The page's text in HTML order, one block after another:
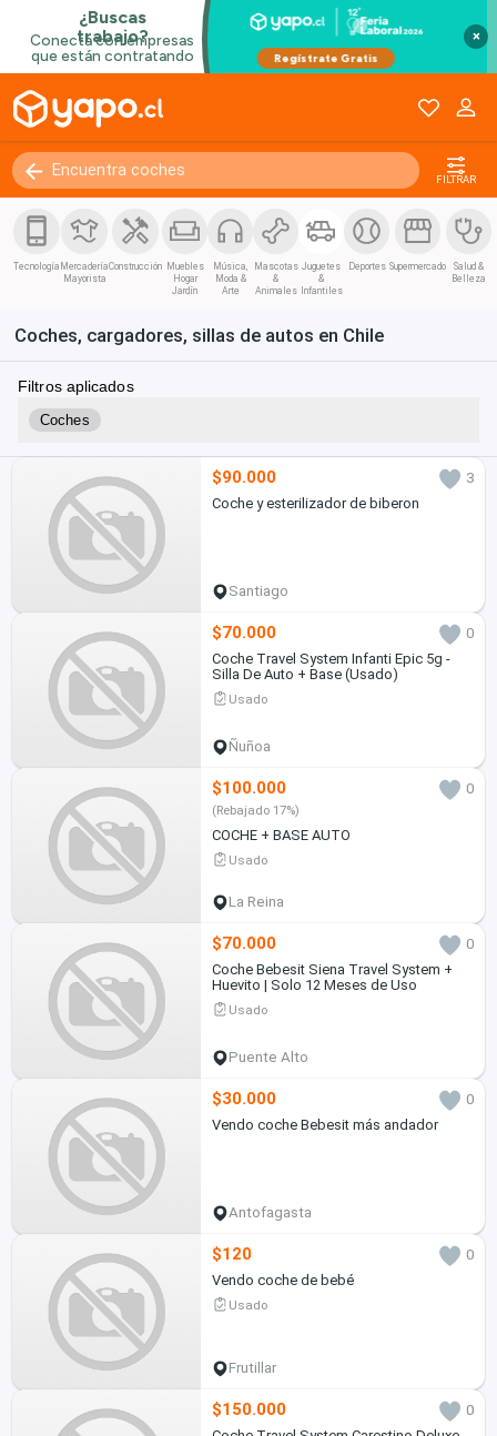
×
FILTRAR
Tecnología Mercadería
Mayorista
Construcción Muebles
Hogar
Jardín
Música,
Moda &
Arte
Mascotas
&
Animales
Juguetes
&
Infantiles
Deportes Supermercado
Salud &
Belleza
Coches, cargadores, sillas de autos en Chile
Filtros aplicados
Coches
$90.000
3
Coche y esterilizador de biberon
Santiago
$70.000
0
Coche Travel System Infanti Epic 5g -
Silla De Auto + Base (Usado)
Usado
Ñuñoa
$100.000 0
(Rebajado 17%)
COCHE + BASE AUTO
Usado
La Reina
$70.000
0
Coche Bebesit Siena Travel System +
Huevito | Solo 12 Meses de Uso
Usado
Puente Alto
$30.000
0
Vendo coche Bebesit más andador
Antofagasta
$120
0
Vendo coche de bebé
Usado
Frutillar
$150.000
0